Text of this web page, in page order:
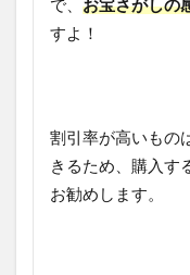
で、 お宝さがしの
すよ！
割引率が高いもの
きるため、購入す
お勧めします。